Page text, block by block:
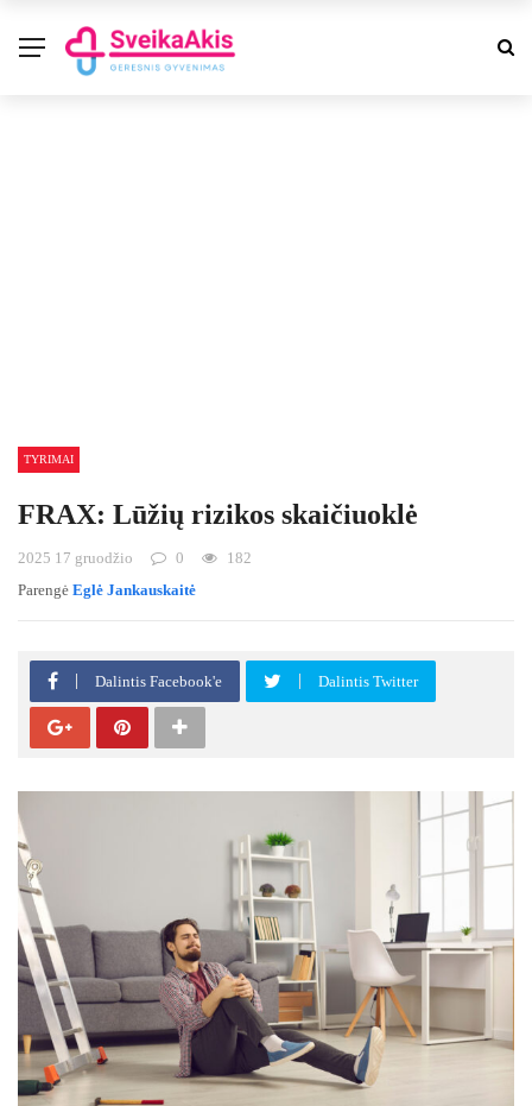
TYRIMAI
FRAX: Lūžių rizikos skaičiuoklė
2025 17 gruodžio 0
182
Parengė Eglė Jankauskaitė
Dalintis Facebook'e Dalintis Twitter